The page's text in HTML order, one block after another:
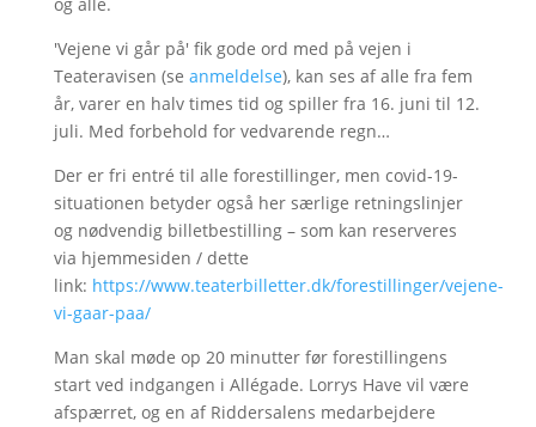
'Vejene vi går på' fik gode ord med på vejen i
Teateravisen (se anmeldelse), kan ses af alle fra fem
år, varer en halv times tid og spiller fra 16. juni til 12.
juli. Med forbehold for vedvarende regn…
Der er fri entré til alle forestillinger, men covid-19-
situationen betyder også her særlige retningslinjer
og nødvendig billetbestilling – som kan reserveres
via hjemmesiden / dette
link: https://www.teaterbilletter.dk/forestillinger/vejene-
vi-gaar-paa/
Man skal møde op 20 minutter før forestillingens
start ved indgangen i Allégade. Lorrys Have vil være
afspærret, og en af Riddersalens medarbejdere